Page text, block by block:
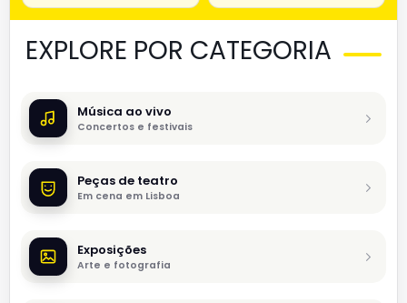
EXPLORE POR CATEGORIA
Música ao vivo
Concertos e festivais
Peças de teatro
Em cena em Lisboa
Exposições
Arte e fotografia